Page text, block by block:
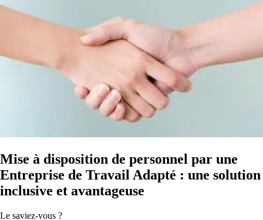
Mise à disposition de personnel par une
Entreprise de Travail Adapté : une solution
inclusive et avantageuse
Le saviez-vous ?